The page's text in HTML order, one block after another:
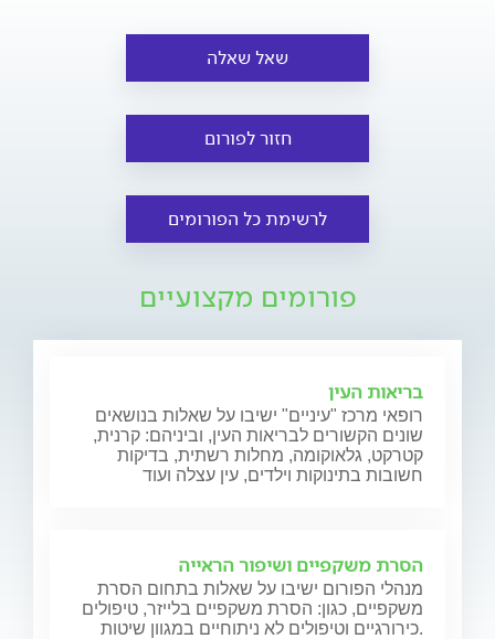
שאל שאלה
חזור לפורום
לרשימת כל הפורומים
פורומים מקצועיים
בריאות העין
רופאי מרכז "עיניים" ישיבו על שאלות בנושאים
שונים הקשורים לבריאות העין, וביניהם: קרנית,
קטרקט, גלאוקומה, מחלות רשתית, בדיקות
חשובות בתינוקות וילדים, עין עצלה ועוד
הסרת משקפיים ושיפור הראייה
מנהלי הפורום ישיבו על שאלות בתחום הסרת
משקפיים, כגון: הסרת משקפיים בלייזר, טיפולים
כירורגיים וטיפולים לא ניתוחיים במגוון שיטות.